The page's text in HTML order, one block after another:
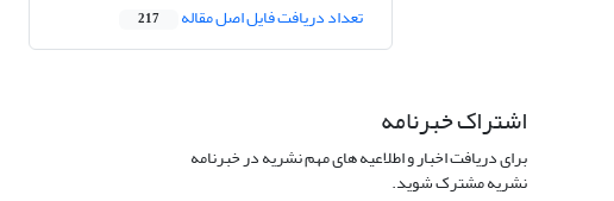
تعداد دریافت فایل اصل مقاله 217
اشتراک خبرنامه
برای دریافت اخبار و اطلاعیه های مهم نشریه در خبرنامه
نشریه مشترک شوید.